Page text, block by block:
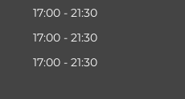
17:00 - 21:30
17:00 - 21:30
17:00 - 21:30